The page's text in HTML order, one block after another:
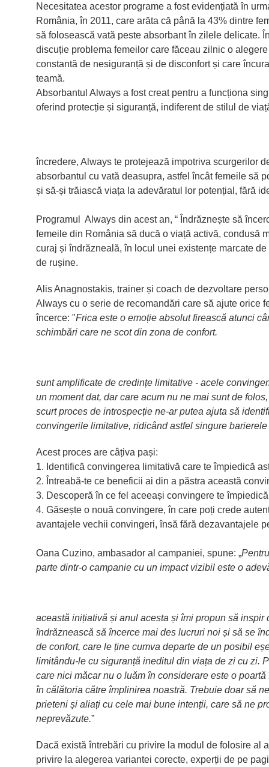
Necesitatea acestor programe a fost evidențiată în
România, în 2011, care arăta că până la 43% dintre
să folosească vată peste absorbant în zilele delicate.
discuție problema femeilor care făceau zilnic o
constantă de nesiguranță și de disconfort și care
teamă.
Absorbantul Always a fost creat pentru a funcționa
oferind protecție și siguranță, indiferent de stilul de
încredere, Always te protejează impotriva scurgerilor
absorbantul cu vată deasupra, astfel încât femeile să
și să-și trăiască viața la adevăratul lor potențial, fără
Programul Always din acest an, “ Îndrăznește să
femeile din România să ducă o viață activă, condusă
curaj și îndrăzneală, în locul unei existențe marcate
de rușine.
Alis Anagnostakis, trainer și coach de dezvoltare
Always cu o serie de recomandări care să ajute orice
încerce: "Frica este o emoție absolut firească atunci
schimbări care ne scot din zona de confort.
sunt amplificate de credințe limitative - acele
un moment dat, dar care acum nu ne mai sunt de
scurt proces de introspecție ne-ar putea ajuta să
convingerile limitative, ridicând astfel singure
Acest proces are câțiva pași:
1. Identifică convingerea limitativă care te împiedică
2. Întreabă-te ce beneficii ai din a păstra această
3. Descoperă în ce fel aceeași convingere te
4. Găsește o nouă convingere, în care poți crede
avantajele vechii convingeri, însă fără dezavantajele
Oana Cuzino, ambasador al campaniei, spune: „
parte dintr-o campanie cu un impact vizibil este o
această inițiativă și anul acesta și îmi propun să inspir
îndrăznească să încerce mai des lucruri noi și să se
de confort, care le ține cumva departe de un posibil
limitându-le cu siguranță ineditul din viața de zi cu zi.
care nici măcar nu o luăm în considerare este o
în călătoria către împlinirea noastră. Trebuie doar să
prieteni și aliați cu cele mai bune intenții, care să ne
neprevăzute.”
Dacă există întrebări cu privire la modul de folosire al
privire la alegerea variantei corecte, experții de pe